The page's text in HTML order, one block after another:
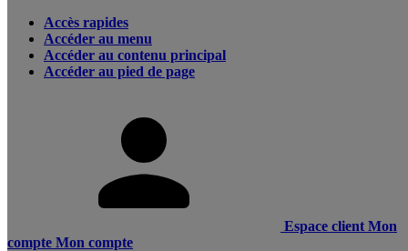
Accès rapides
Accéder au menu
Accéder au contenu principal
Accéder au pied de page
Espace client Mon
compte Mon compte